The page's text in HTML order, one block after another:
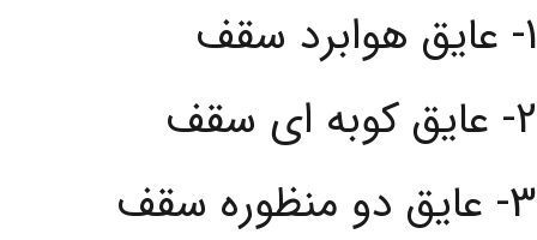
1- عایق هوابرد سقف
2- عایق کوبه ای سقف
3- عایق دو منظوره سقف